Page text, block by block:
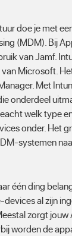
doe je met
(MDM). Bij
van Jamf.
Microsoft.
Met
onderdeel
welk type
onder. Het
systemen
één ding
devices al zijn
zorgt
worden de